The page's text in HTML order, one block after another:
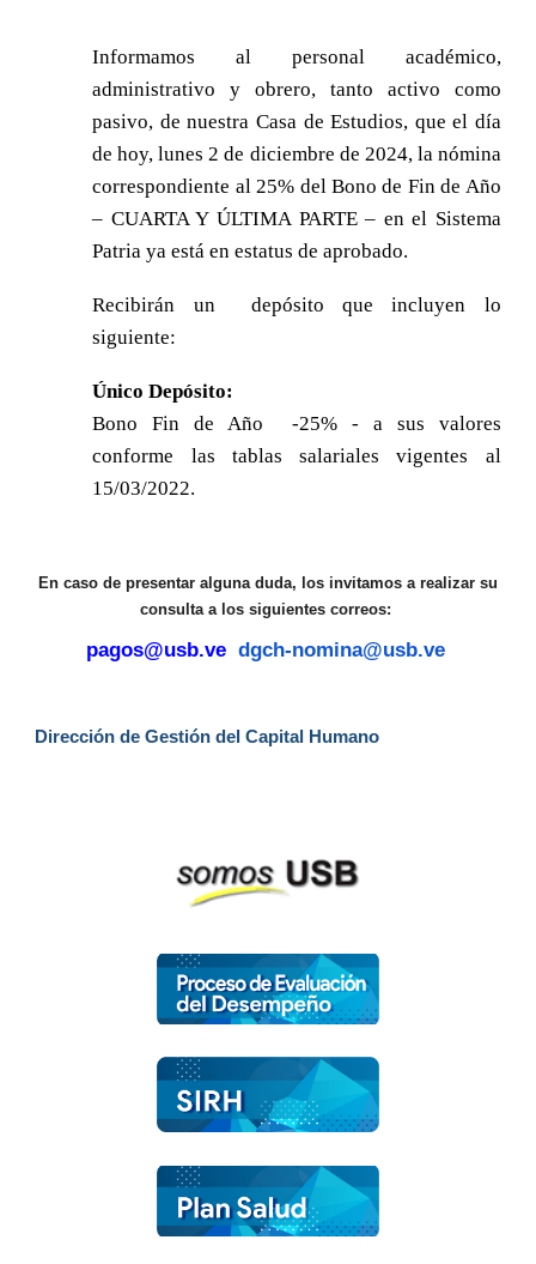
Informamos al personal académico,
administrativo y obrero, tanto activo como
pasivo, de nuestra Casa de Estudios, que el día
de hoy, lunes 2 de diciembre de 2024, la nómina
correspondiente al 25% del Bono de Fin de Año
– CUARTA Y ÚLTIMA PARTE – en el Sistema
Patria ya está en estatus de aprobado.
Recibirán un depósito que incluyen lo
siguiente:
Único Depósito:
Bono Fin de Año -25% - a sus valores
conforme las tablas salariales vigentes al
15/03/2022.
En caso de presentar alguna duda, los invitamos a realizar su
consulta a los siguientes correos:
pagos@usb.ve dgch-nomina@usb.ve
Dirección de Gestión del Capital Humano